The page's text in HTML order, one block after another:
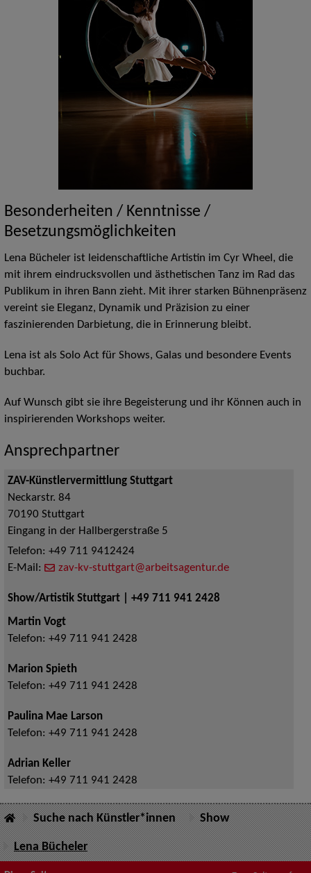
Besonderheiten / Kenntnisse /
Besetzungsmöglichkeiten
Lena Bücheler ist leidenschaftliche Artistin im Cyr Wheel, die
mit ihrem eindrucksvollen und ästhetischen Tanz im Rad das
Publikum in ihren Bann zieht. Mit ihrer starken Bühnenpräsenz
vereint sie Eleganz, Dynamik und Präzision zu einer
faszinierenden Darbietung, die in Erinnerung bleibt.
Lena ist als Solo Act für Shows, Galas und besondere Events
buchbar.
Auf Wunsch gibt sie ihre Begeisterung und ihr Können auch in
inspirierenden Workshops weiter.
Ansprechpartner
ZAV-Künstlervermittlung Stuttgart
Neckarstr. 84
70190 Stuttgart
Eingang in der Hallbergerstraße 5
Telefon: +49 711 9412424
E-Mail:
zav-kv-stuttgart@arbeitsagentur.de
Show/Artistik Stuttgart | +49 711 941 2428
Martin Vogt
Telefon: +49 711 941 2428
Marion Spieth
Telefon: +49 711 941 2428
Paulina Mae Larson
Telefon: +49 711 941 2428
Adrian Keller
Telefon: +49 711 941 2428
Suche nach Künstler*innen Show
Lena Bücheler